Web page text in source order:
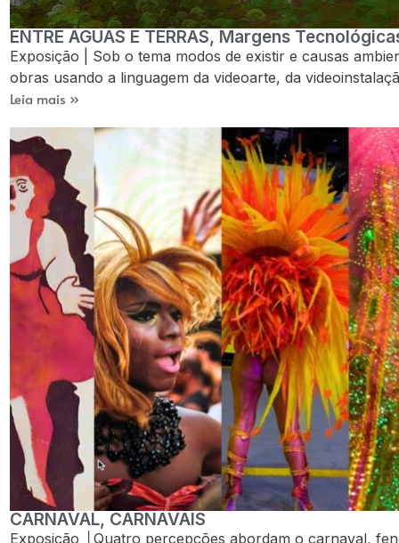
ENTRE ÁGUAS E TERRAS, Margens
Exposição | Sob o tema modos de existir e causas
obras usando a linguagem da videoarte, da
Leia mais »
CARNAVAL, CARNAVAIS
Exposição │Quatro percepções abordam o carnaval,